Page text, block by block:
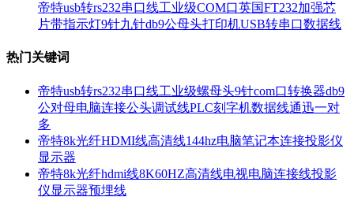
帝特usb转rs232串口线工业级COM口英国FT232加强芯
片带指示灯9针九针db9公母头打印机USB转串口数据线
热门关键词
帝特usb转rs232串口线工业级螺母头9针com口转换器db9
公对母电脑连接公头调试线PLC刻字机数据线通迅一对
多
帝特8k光纤HDMI线高清线144hz电脑笔记本连接投影仪
显示器
帝特8k光纤hdmi线8K60HZ高清线电视电脑连接线投影
仪显示器预埋线